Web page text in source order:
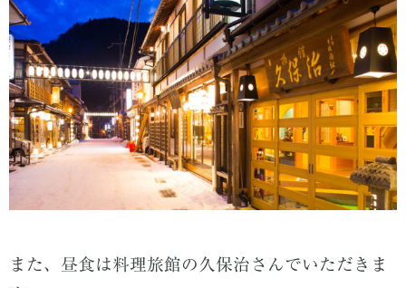
また、昼食は料理旅館の久保治さんでいただきま